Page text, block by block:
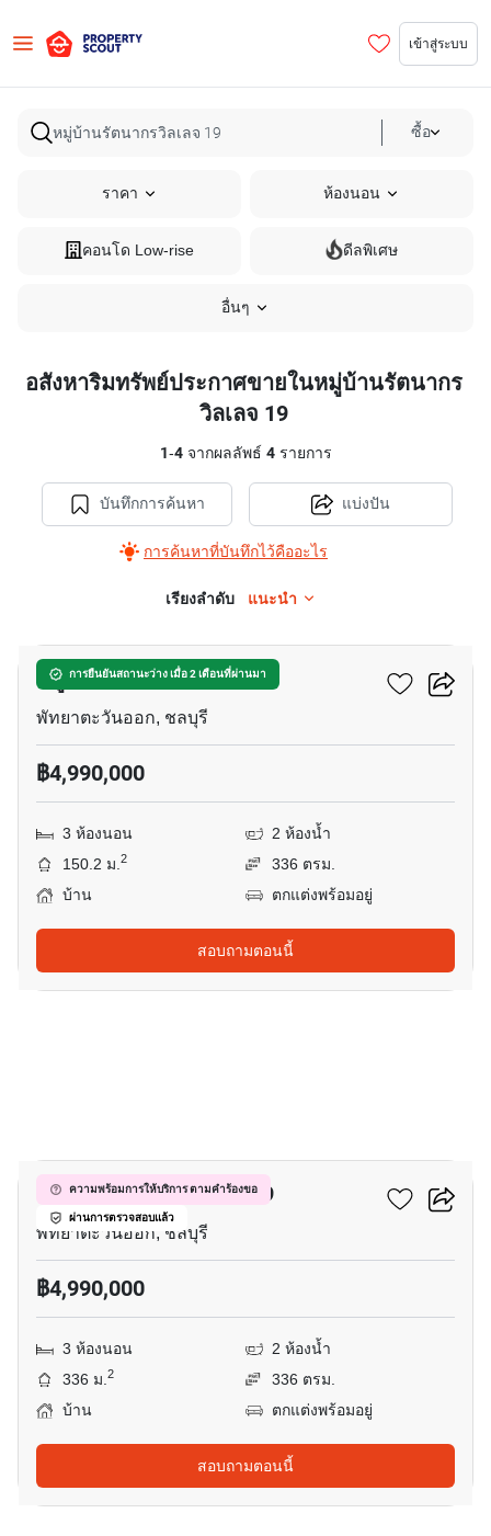
เข้าสู่ระบบ
ซื้อ
ราคา ห้องนอน
คอนโด Low-rise ดีลพิเศษ
อื่นๆ
อสังหาริมทรัพย์ประกาศขายในหมู่บ้านรัตนากร
วิลเลจ 19
1-4จากผลลัพธ์ 4รายการ
บันทึกการค้นหา
การค้นหาที่บันทึกไว้คืออะไร
แบ่งปัน
เรียงลำดับ แนะนำ
การยืนยันสถานะว่าง เมื่อ 2 เดือนที่ผ่านมา
หมู่บ้านรัตนากรวิลเลจ 19
พัทยาตะวันออก, ชลบุรี
฿4,990,000
3 ห้องนอน
2 ห้องน้ำ
150.2 ม.2
336 ตรม.
บ้าน
ตกแต่งพร้อมอยู่
สอบถามตอนนี้
ความพร้อมการให้บริการ ตามคำร้องขอ
ผ่านการตรวจสอบแล้ว
หมู่บ้านรัตนากรวิลเลจ 19
พัทยาตะวันออก, ชลบุรี
฿4,990,000
3 ห้องนอน
2 ห้องน้ำ
336 ม.2
336 ตรม.
บ้าน
ตกแต่งพร้อมอยู่
สอบถามตอนนี้